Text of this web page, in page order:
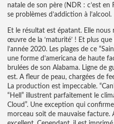
natale de son père (NDR : c’est
se problèmes d’addiction à l’alcool.
Et le résultat est épatant. Elle nous
œuvre de la ‘maturité’ ! Et plus
l’année 2020. Les plages de ce
une forme d’americana de haute
brulées de son Alabama. Ligne de
est. A fleur de peau, chargées de
La production est impeccable.
“Hell” illustrent parfaitement le
Cloud”. Une exception qui confirme
morceau soit de mauvaise facture.